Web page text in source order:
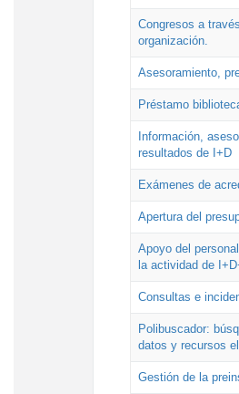
Congresos a
organización.
Asesoramiento,
Préstamo
Información,
resultados de I+D
Exámenes de
Apertura del
Apoyo del
la actividad de
Consultas e
Polibuscador:
datos y recursos
Gestión de la